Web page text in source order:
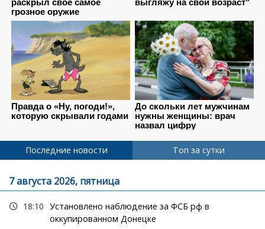
Последние новости Топ за сутки
7 августа 2026, пятница
18:10 Установлено наблюдение за ФСБ рф в
оккупированном Донецке